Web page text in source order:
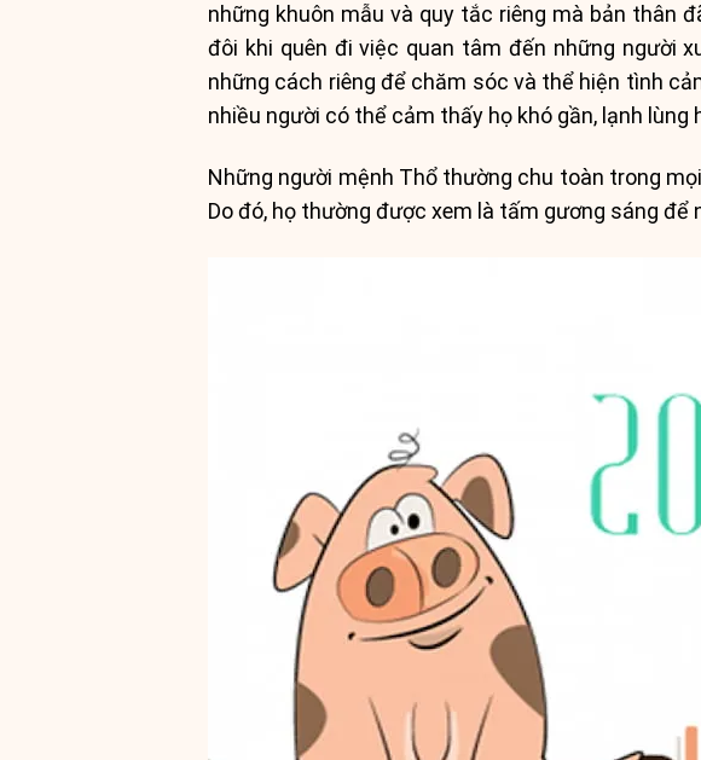
những khuôn mẫu và quy tắc riêng mà bản thân
đôi khi quên đi việc quan tâm đến những người
những cách riêng để chăm sóc và thể hiện tình
nhiều người có thể cảm thấy họ khó gần, lạnh lùng
Những người mệnh Thổ thường chu toàn trong
Do đó, họ thường được xem là tấm gương sáng để